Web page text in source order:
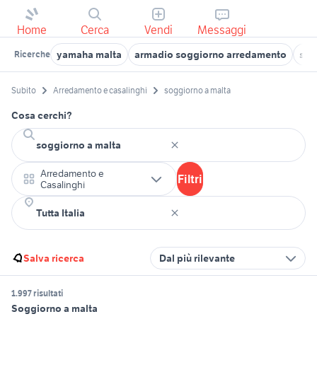
Home Cerca Vendi Messaggi
Ricerche yamaha malta armadio soggiorno arredamento
Subito Arredamento e casalinghi soggiorno a malta
Cosa cerchi?
Arredamento e
Casalinghi
Filtri
Salva ricerca Dal più rilevante
1.997 risultati
Soggiorno a malta